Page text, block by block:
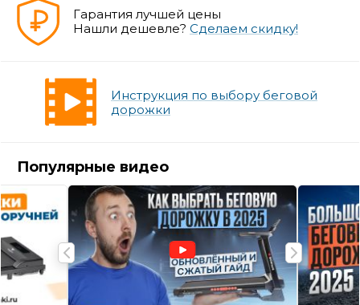
Гарантия лучшей цены
Нашли дешевле? Сделаем скидку!
Инструкция по выбору беговой
дорожки
Популярные видео